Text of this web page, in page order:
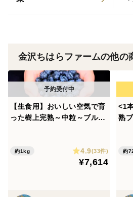
保存方法など
開封後は冷蔵庫で保管し、賞味
にお召し上がりください。
賞味期限は製造から6か月ですが
残ったものをお届けします。
商品名：金沢ちはらブルーベリー
原材料名：ブルーベリー（石川
金沢ちはらファームの他の
【生食用】おいしい空気で育
った樹上完熟～中粒～ブルー
約1kg 4.9(33件)
¥7,614
<1
熟
約